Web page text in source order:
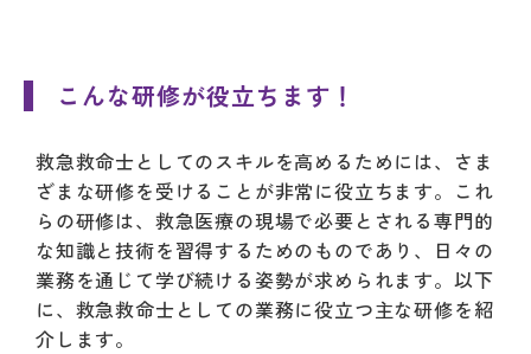
こんな研修が役立ちます！
救急救命士としてのスキルを高めるためには、さま
ざまな研修を受けることが非常に役立ちます。これ
らの研修は、救急医療の現場で必要とされる専門的
な知識と技術を習得するためのものであり、日々の
業務を通じて学び続ける姿勢が求められます。以下
に、救急救命士としての業務に役立つ主な研修を紹
介します。